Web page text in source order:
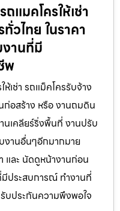
แมคโครให้เช่า
วไทย ในราคา
านที่มี
พ
ห้เช่า รถแม็คโครรับจ้าง
ก่อสร้าง หรือ งานถมดิน
เคลียร์ริ่งพื้นที่ งานปรับ
งานอื่นๆอีกมากมาย
และ นัดดูหน้างานก่อน
ประสบการณ์ ทำงานที่
บประกันความพึงพอใจ